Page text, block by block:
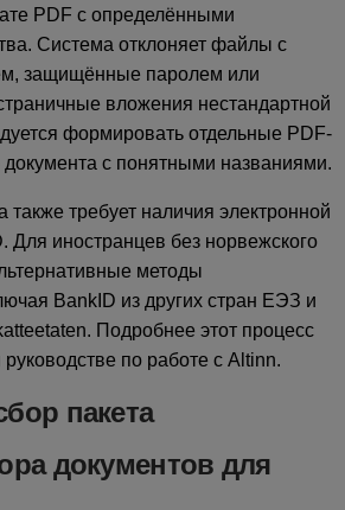
PDF с определёнными
Система отклоняет файлы с
защищённые паролем или
вложения нестандартной
формировать отдельные PDF-
с понятными названиями.
также требует наличия электронной
Для иностранцев без норвежского
методы
BankID из других стран ЕЭЗ и
Подробнее этот процесс
по работе с Altinn.
пакета
документов для